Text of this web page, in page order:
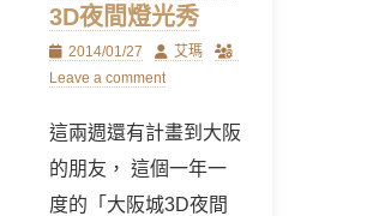
3D夜間燈光秀
Posted
on
2014/01/27 Author
艾瑪
Leave a comment
這兩週還有計畫到大阪
的朋友， 這個一年一
度的「大阪城3D夜間